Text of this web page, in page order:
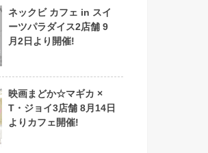
ネックビ カフェ in スイ
ーツパラダイス2店舗 9
月2日より開催!
映画まどか☆マギカ ×
T・ジョイ3店舗 8月14日
よりカフェ開催!